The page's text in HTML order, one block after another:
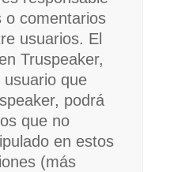
o comentarios
usuarios. El
Truspeaker,
que
podrá
que no
en estos
(más